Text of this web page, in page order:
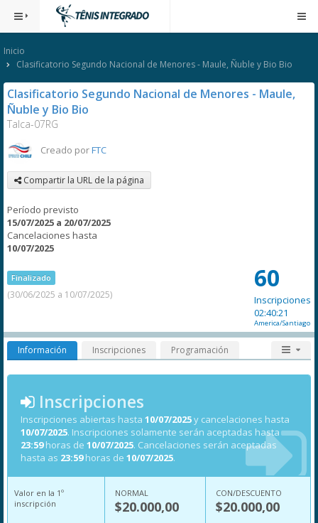
Inicio
Clasificatorio Segundo Nacional de Menores - Maule, Ñuble y Bio Bio
Clasificatorio Segundo Nacional de Menores - Maule,
Ñuble y Bio Bio
Talca-07RG
Creado porFTC
Compartir la URL de la página
Período previsto
15/07/2025 a 20/07/2025
Cancelaciones hasta
10/07/2025
Finalizado
(30/06/2025 a 10/07/2025)
60
Inscripciones
02:40:21
America/Santiago
Información Inscripciones Programación
Inscripciones
Inscripciones abiertas hasta 10/07/2025y cancelaciones hasta
10/07/2025. Inscripciones solamente serán aceptadas hasta
23:59horas de 10/07/2025. Cancelaciones serán aceptadas
hasta as 23:59horas de 10/07/2025.
Valor en la 1º
inscripción
NORMAL
$20.000,00
CON/DESCUENTO
$20.000,00